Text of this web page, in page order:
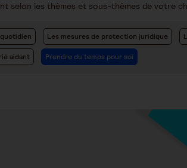
selon les thèmes et sous-thèmes de votre
aidant Prendre du temps pour soi
Les mesures de protection juridique